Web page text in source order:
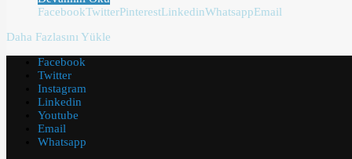
FacebookTwitterPinterestLinkedinWhatsappEmail
Daha Fazlasını Yükle
Facebook
Twitter
Instagram
Linkedin
Youtube
Email
Whatsapp